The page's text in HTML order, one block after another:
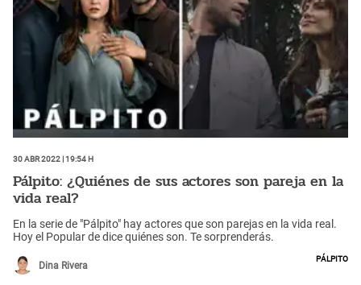
30 Abr 2022 | 19:54 h
Pálpito: ¿Quiénes de sus actores son pareja en la
vida real?
En la serie de "Pálpito" hay actores que son parejas en la vida real.
Hoy el Popular de dice quiénes son. Te sorprenderás.
Dina Rivera
Pálpito